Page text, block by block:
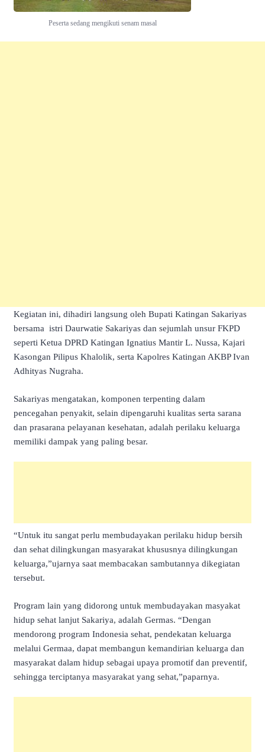
Peserta sedang mengikuti senam masal
Kegiatan ini, dihadiri langsung oleh Bupati Katingan Sakariyas
bersama istri Daurwatie Sakariyas dan sejumlah unsur FKPD
seperti Ketua DPRD Katingan Ignatius Mantir L. Nussa, Kajari
Kasongan Pilipus Khalolik, serta Kapolres Katingan AKBP Ivan
Adhityas Nugraha.
Sakariyas mengatakan, komponen terpenting dalam
pencegahan penyakit, selain dipengaruhi kualitas serta sarana
dan prasarana pelayanan kesehatan, adalah perilaku keluarga
memiliki dampak yang paling besar.
“Untuk itu sangat perlu membudayakan perilaku hidup bersih
dan sehat dilingkungan masyarakat khususnya dilingkungan
keluarga,”ujarnya saat membacakan sambutannya dikegiatan
tersebut.
Program lain yang didorong untuk membudayakan masyakat
hidup sehat lanjut Sakariya, adalah Germas. “Dengan
mendorong program Indonesia sehat, pendekatan keluarga
melalui Germaa, dapat membangun kemandirian keluarga dan
masyarakat dalam hidup sebagai upaya promotif dan preventif,
sehingga terciptanya masyarakat yang sehat,”paparnya.